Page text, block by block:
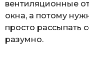
вентиляционные
окна, а потому
просто рассыпать
разумно.